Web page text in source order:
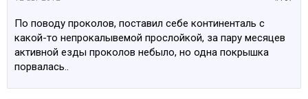
По поводу проколов, поставил себе континенталь с
какой-то непрокалывемой прослойкой, за пару месяцев
активной езды проколов небыло, но одна покрышка
порвалась..